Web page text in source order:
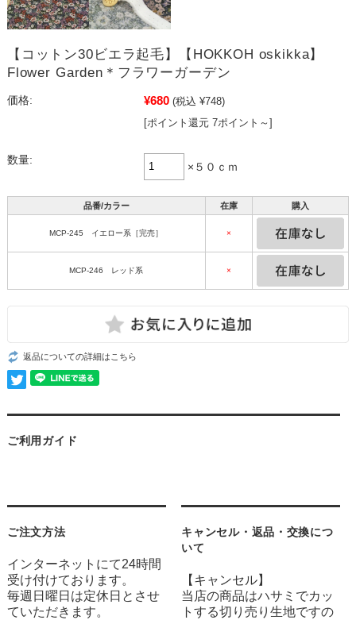
【コットン30ビエラ起毛】【HOKKOH oskikka】
Flower Garden＊フラワーガーデン
価格: ¥680 (税込 ¥748)
[ポイント還元 7ポイント～]
数量:
×５０ｃｍ
品番/カラー 在庫 購入
MCP-245 イエロー系［完売］ ×
MCP-246 レッド系 ×
返品についての詳細はこちら
ご利用ガイド
ご注文方法
インターネットにて24時間
受け付けております。
毎週日曜日は定休日とさせ
ていただきます。
キャンセル・返品・交換につ
いて
【キャンセル】
当店の商品はハサミでカッ
トする切り売り生地ですの